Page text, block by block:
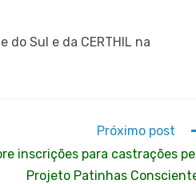
do Sul e da CERTHIL na
Próximo post
inscrições para castrações
Projeto Patinhas